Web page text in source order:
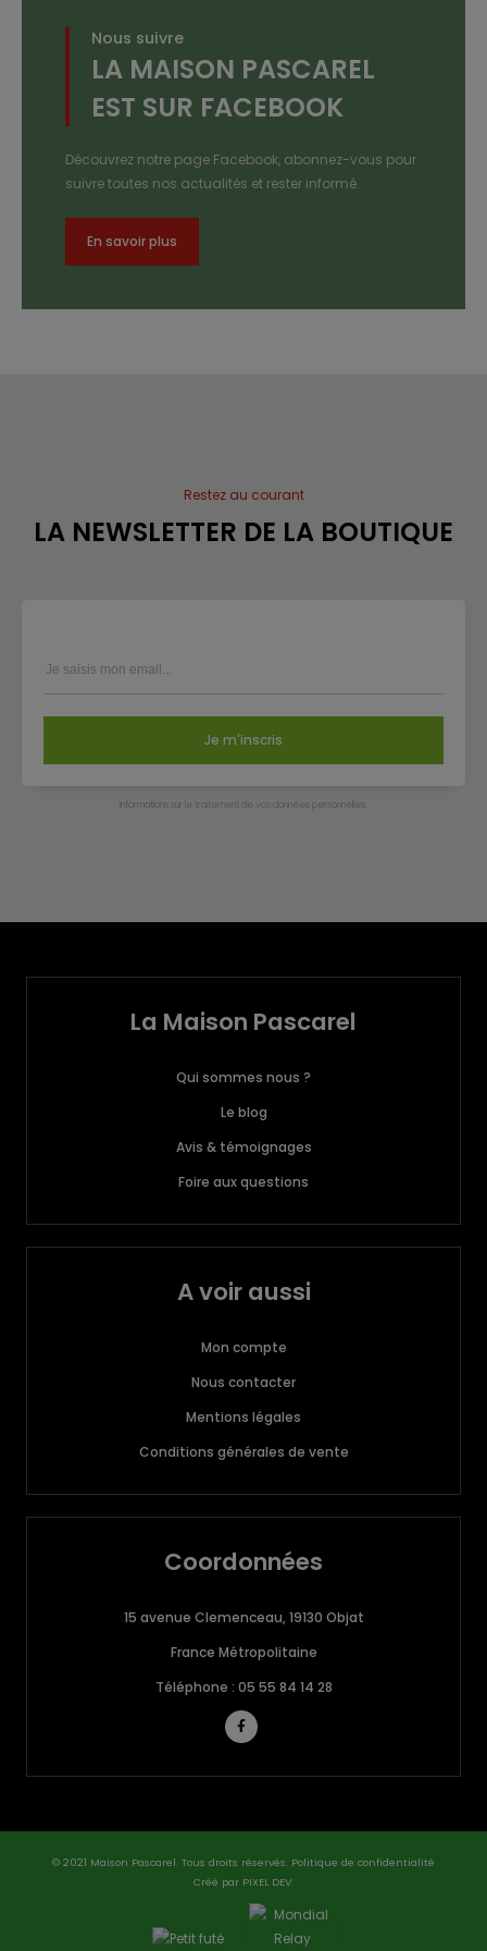
Nous suivre
LA MAISON PASCAREL
EST SUR FACEBOOK
Découvrez notre page Facebook, abonnez-vous pour
suivre toutes nos actualités et rester informé.
En savoir plus
Restez au courant
LA NEWSLETTER DE LA BOUTIQUE
Je m'inscris
Infor­ma­tions sur le trai­te­ment de vos don­nées per­son­nelles.
La Maison Pascarel
Qui sommes nous ?
Le blog
Avis & témoignages
Foire aux questions
A voir aussi
Mon compte
Nous contacter
Mentions légales
Conditions générales de vente
Coordonnées
15 avenue Clemenceau, 19130 Objat
France Métropolitaine
Téléphone : 05 55 84 14 28
© 2021 Maison Pascarel. Tous droits réservés. Politique de confidentialité
Créé par PIXEL DEV.